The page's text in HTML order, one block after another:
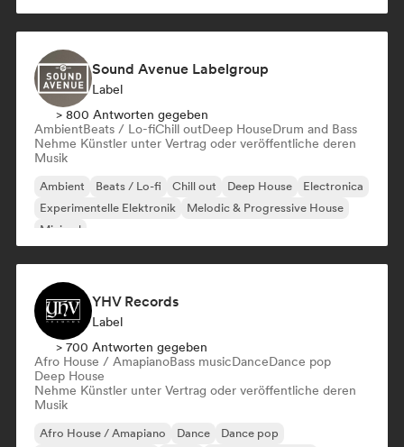
Sound Avenue Labelgroup
Label
> 800 Antworten gegeben
AmbientBeats / Lo-fiChill outDeep HouseDrum and Bass
Nehme Künstler unter Vertrag oder veröffentliche deren
Musik
Ambient Beats / Lo-fi Chill out Deep House
Electronica
Experimentelle Elektronik
Melodic & Progressive House
Minimal
YHV Records
Label
> 700 Antworten gegeben
Afro House / AmapianoBass musicDanceDance pop
Deep House
Nehme Künstler unter Vertrag oder veröffentliche deren
Musik
Afro House / Amapiano Dance
Dance pop